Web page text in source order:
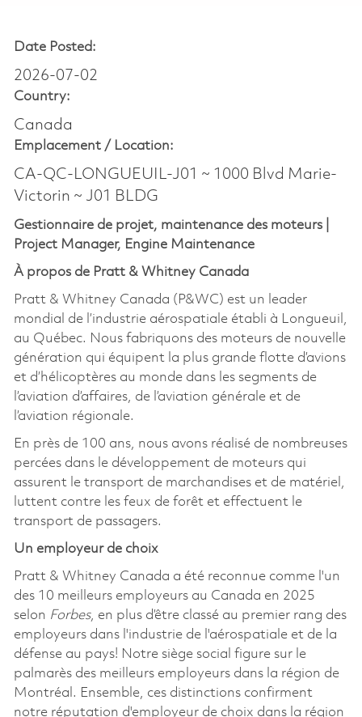
Date Posted:
2026-07-02
Country:
Canada
Emplacement / Location:
CA-QC-LONGUEUIL-J01 ~ 1000 Blvd Marie-
Victorin ~ J01 BLDG
Gestionnaire de projet, maintenance des moteurs |
Project Manager, Engine Maintenance
À propos de Pratt & Whitney Canada
Pratt & Whitney Canada (P&WC) est un leader
mondial de l’industrie aérospatiale établi à Longueuil,
au Québec. Nous fabriquons des moteurs de nouvelle
génération qui équipent la plus grande flotte d’avions
et d’hélicoptères au monde dans les segments de
l’aviation d’affaires, de l’aviation générale et de
l’aviation régionale.
En près de 100 ans, nous avons réalisé de nombreuses
percées dans le développement de moteurs qui
assurent le transport de marchandises et de matériel,
luttent contre les feux de forêt et effectuent le
transport de passagers.
Un employeur de choix
Pratt & Whitney Canada a été reconnue comme l'un
des 10 meilleurs employeurs au Canada en 2025
selon Forbes, en plus d’être classé au premier rang des
employeurs dans l'industrie de l'aérospatiale et de la
défense au pays! Notre siège social figure sur le
palmarès des meilleurs employeurs dans la région de
Montréal. Ensemble, ces distinctions confirment
notre réputation d'employeur de choix dans la région